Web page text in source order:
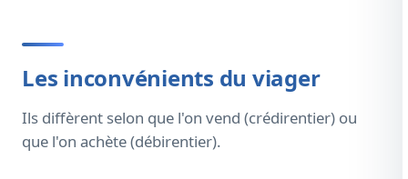
Les inconvénients du viager
Ils diffèrent selon que l'on vend (crédirentier) ou
que l'on achète (débirentier).